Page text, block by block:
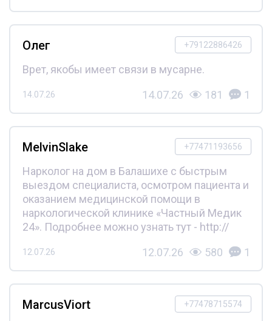
+79122886426
Олег
Врет, якобы имеет связи в мусарне.
14.07.26 14.07.26 181 1
+77471193656
MelvinSlake
Нарколог на дом в Балашихе с быстрым
выездом специалиста, осмотром пациента и
оказанием медицинской помощи в
наркологической клинике «Частный Медик
24». Подробнее можно узнать тут - http://
12.07.26 12.07.26 580 1
+77478715574
MarcusViort